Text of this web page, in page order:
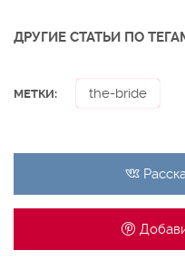
ДРУГИЕ СТАТЬИ ПО
МЕТКИ: the-bride